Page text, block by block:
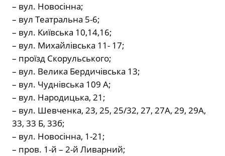
– вул. Новосінна;
– вул Театральна 5-6;
– вул. Київська 10,14,16;
– вул. Михайлівська 11- 17;
– проїзд Скорульського;
– вул. Велика Бердичівська 13;
– вул. Чуднівська 109 А;
– вул. Народицька, 21;
– вул. Шевченка, 23, 25, 25/32, 27, 27А, 29, 29А,
33, 33 Б, 33б;
– вул. Новосінна, 1-21;
– пров. 1-й – 2-й Ливарний;